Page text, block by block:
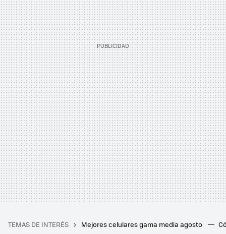
TEMAS DE INTERÉS Mejores celulares gama media agosto